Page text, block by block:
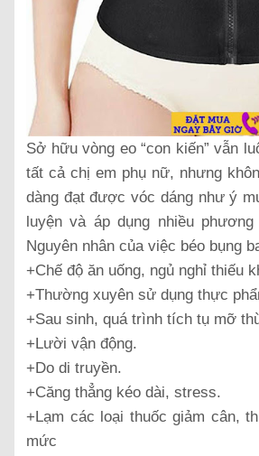
Sở hữu vòng eo “con kiến” vẫn
tất cả chị em phụ nữ, nhưng
dàng đạt được vóc dáng như ý
luyện và áp dụng nhiều phương
Nguyên nhân của việc béo bụng
+Chế độ ăn uống, ngủ nghỉ thiếu
+Thường xuyên sử dụng thực
+Sau sinh, quá trình tích tụ mỡ
+Lười vận động.
+Do di truyền.
+Căng thẳng kéo dài, stress.
+Lạm các loại thuốc giảm cân,
mức